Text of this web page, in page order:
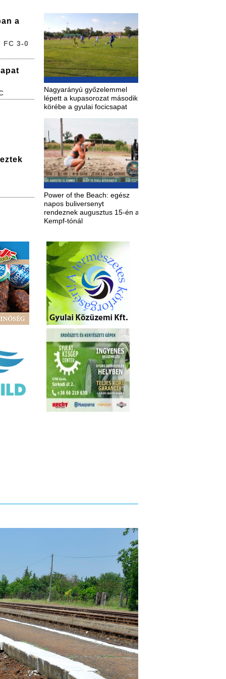
Nagyarányú győzelemmel
lépett a kupasorozat második
körébe a gyulai focicsapat
Power of the Beach: egész
napos buliversenyt
rendeznek augusztus 15-én a
Kempf-tónál
a
FC 3-0